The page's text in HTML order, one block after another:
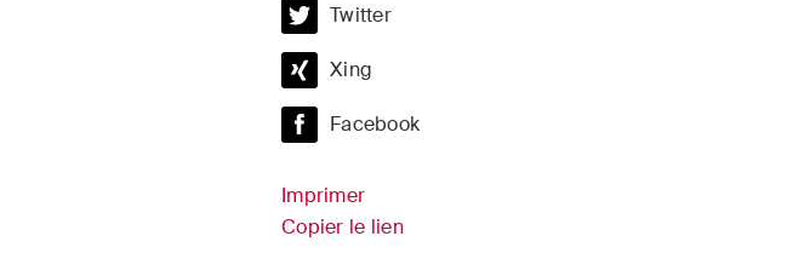
Twitter
Xing
Facebook
Imprimer
Copier le lien
divertissement / Droit du sport
Droit des sociétés & droit
commercial / Droit des fusions